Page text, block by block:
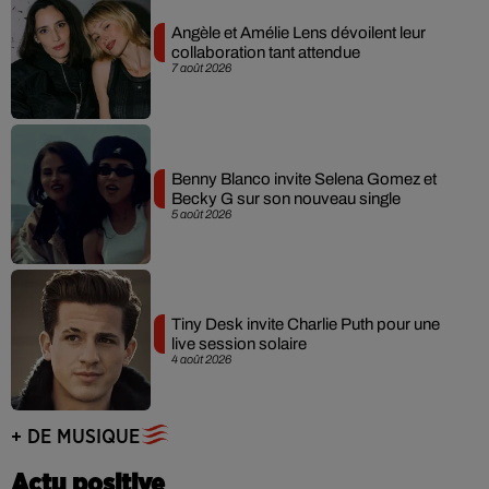
7 août 2026
Angèle et Amélie Lens dévoilent leur
collaboration tant attendue
5 août 2026
Benny Blanco invite Selena Gomez et
Becky G sur son nouveau single
4 août 2026
Tiny Desk invite Charlie Puth pour une
live session solaire
+ DE MUSIQUE